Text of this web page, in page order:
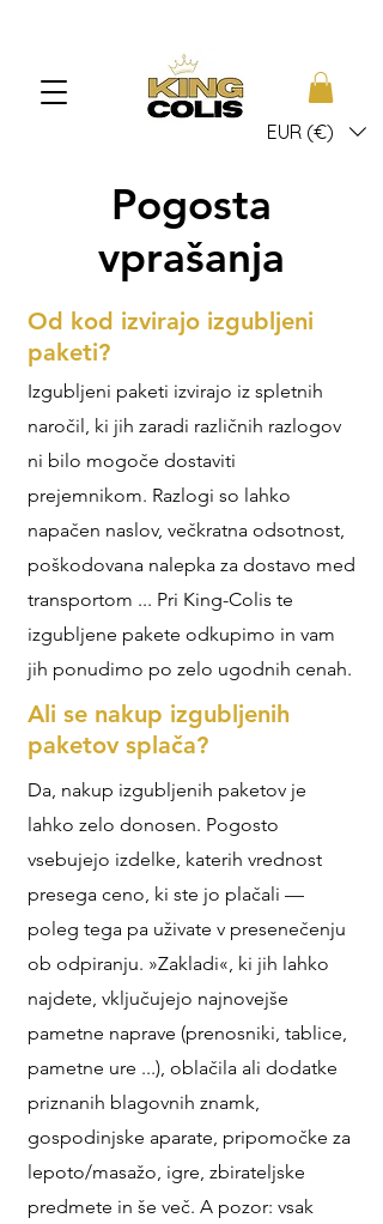
EUR (€)
Pogosta
vprašanja
Od kod izvirajo izgubljeni
paketi?
Izgubljeni paketi izvirajo iz spletnih
naročil, ki jih zaradi različnih razlogov
ni bilo mogoče dostaviti
prejemnikom. Razlogi so lahko
napačen naslov, večkratna odsotnost,
poškodovana nalepka za dostavo med
transportom ... Pri King-Colis te
izgubljene pakete odkupimo in vam
jih ponudimo po zelo ugodnih cenah.
Ali se nakup izgubljenih
paketov splača?
Da, nakup izgubljenih paketov je
lahko zelo donosen. Pogosto
vsebujejo izdelke, katerih vrednost
presega ceno, ki ste jo plačali —
poleg tega pa uživate v presenečenju
ob odpiranju. »Zakladi«, ki jih lahko
najdete, vključujejo najnovejše
pametne naprave (prenosniki, tablice,
pametne ure ...), oblačila ali dodatke
priznanih blagovnih znamk,
gospodinjske aparate, pripomočke za
lepoto/masažo, igre, zbirateljske
predmete in še več. A pozor: vsak